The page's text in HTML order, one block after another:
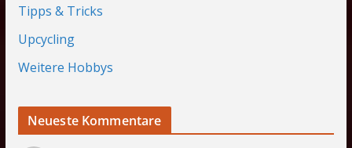
Tipps & Tricks
Upcycling
Weitere Hobbys
Neueste Kommentare